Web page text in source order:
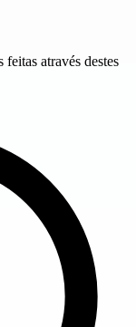
feitas através destes